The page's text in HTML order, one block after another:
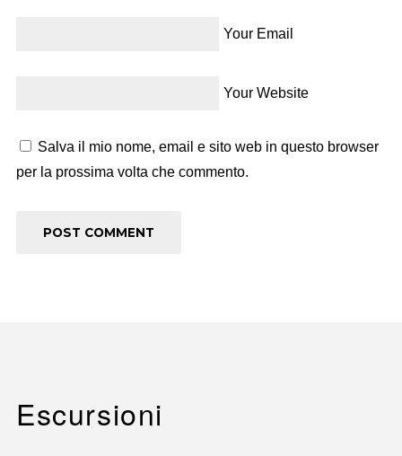
Your Email
Your Website
Salva il mio nome, email e sito web in questo browser
per la prossima volta che commento.
Escursioni